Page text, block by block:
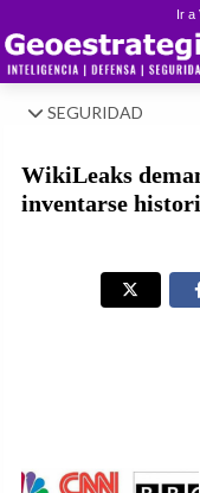
Ir a
SEGURIDAD
WikiLeaks
inventarse